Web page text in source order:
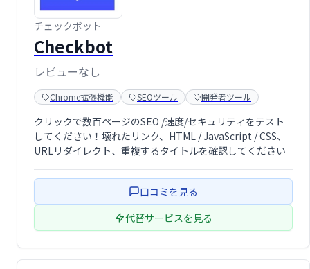
チェックボット
Checkbot
レビューなし
Chrome拡張機能 SEOツール 開発者ツール
クリックで数百ページのSEO /速度/セキュリティをテスト
してください！壊れたリンク、HTML / JavaScript / CSS、
URLリダイレクト、重複するタイトルを確認してください
口コミを見る
代替サービスを見る